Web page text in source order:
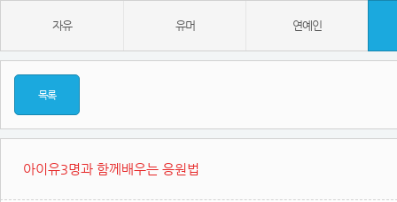
자유 유머 연예인
목록
아이유3명과 함께배우는 응원법